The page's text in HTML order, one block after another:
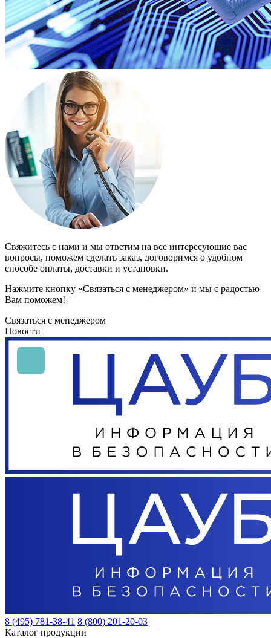
Свяжитесь с нами и мы ответим на все интересующие вас
вопросы, поможем сделать заказ, договоримся о удобном
способе оплаты, доставки и установки.
Нажмите кнопку «Связаться с менеджером» и мы с радостью
Вам поможем!
Связаться с менеджером
Новости
8 (495) 781-38-41 8 (800) 201-20-03
Каталог продукции